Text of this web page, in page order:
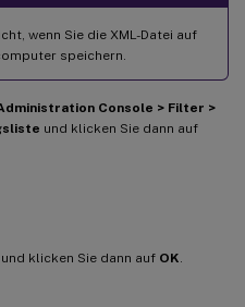
wenn Sie die XML-Datei auf
speichern.
Console > Filter >
und klicken Sie dann auf
klicken Sie dann auf OK